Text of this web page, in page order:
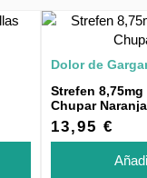
Dolor de
Strefen
Chupar Naranja
13,95 €